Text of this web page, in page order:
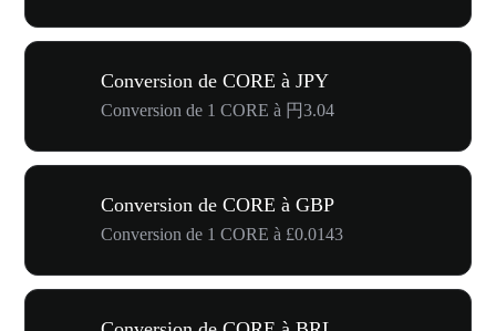
Conversion de CORE à JPY
Conversion de 1 CORE à 円3.04
Conversion de CORE à GBP
Conversion de 1 CORE à £0.0143